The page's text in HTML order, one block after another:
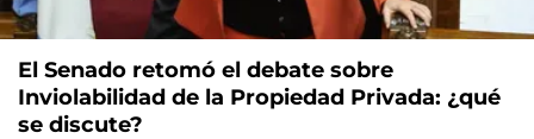
El Senado retomó el debate sobre
Inviolabilidad de la Propiedad Privada: ¿qué
se discute?